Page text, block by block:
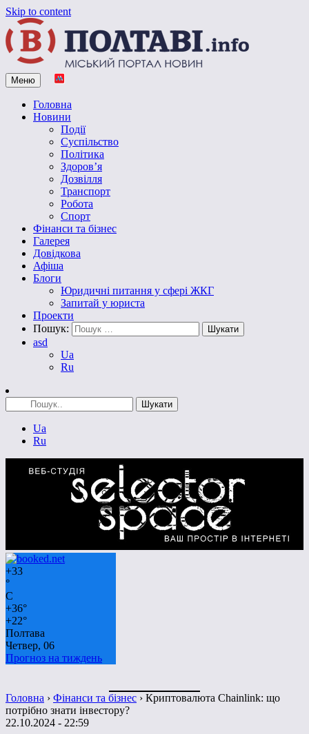
Skip to content
Vpoltave.info
Полтавський портал новин
Меню
Головна
Новини
Події
Суспільство
Політика
Здоров’я
Дозвілля
Транспорт
Робота
Спорт
Фінанси та бізнес
Галерея
Довідкова
Афіша
Блоги
Юридичні питання у сфері ЖКГ
Запитай у юриста
Проекти
Пошук:
asd
Ua
Ru
Ua
Ru
+33
°
C
+36°
+22°
Полтава
Четвер, 06
Прогноз на тиждень
Головна › Фінанси та бізнес › Криптовалюта Chainlink: що
потрібно знати інвестору?
22.10.2024 - 22:59